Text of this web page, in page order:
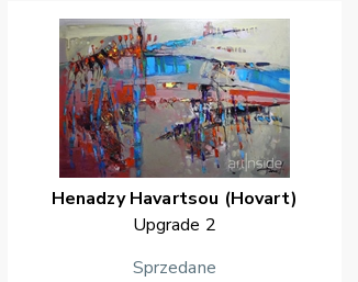
Henadzy Havartsou (Hovart)
Upgrade 2
Sprzedane